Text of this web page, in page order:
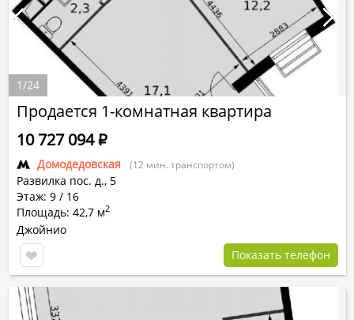
Продается 1-комнатная квартира
Домодедовская (12 мин. транспортом)
Развилка пос. д., 5
Этаж: 9 / 16
Площадь: 42,7 м2
10 727 094Р
Джойнио
Показать телефон
1/24